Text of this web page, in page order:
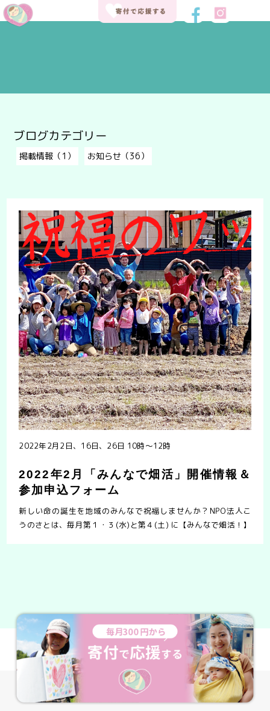
ブログカテゴリー
掲載情報（1） お知らせ（36）
2022年2月2日、16日、26日 10時〜12時
2022年2月「みんなで畑活」開催情報＆
参加申込フォーム
新しい命の誕生を地域のみんなで祝福しませんか？NPO法人こ
うのさとは、毎月第１・３(水)と第４(土) に【みんなで畑活！】